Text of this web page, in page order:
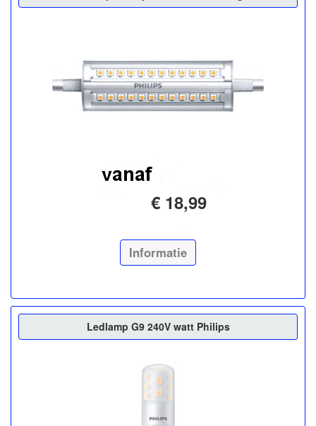
€ 18,99
Informatie
Ledlamp G9 240V watt Philips